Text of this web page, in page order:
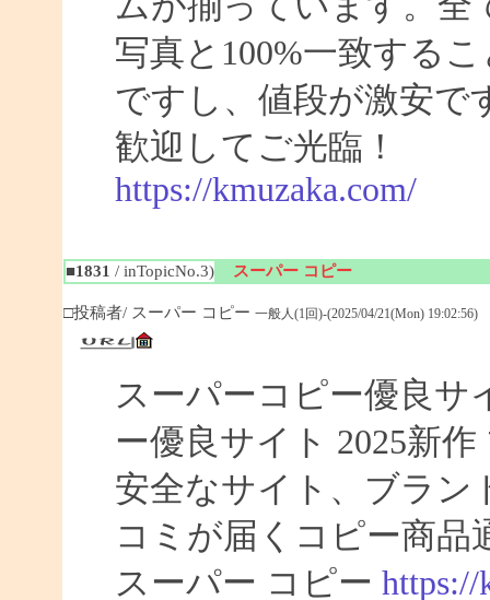
写真と100%一致する
ですし、値段が激安で
歓迎してご光臨！
https://kmuzaka.com/
■1831 / inTopicNo.3) スーパー コピー
□投稿者/ スーパー コピー 一般人(1回)-(2025/04/21(Mon) 19:02:56)
スーパーコピー優良サ
ー優良サイト 2025新
安全なサイト、ブラン
コミが届くコピー商品
スーパー コピー https://